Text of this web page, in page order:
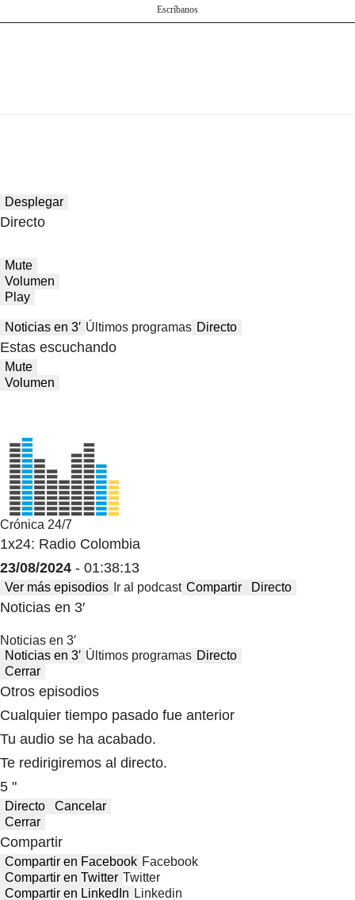
Escríbanos
Desplegar
Directo
Mute
Volumen
Play
Noticias en 3′ Últimos programas Directo
Estas escuchando
Mute
Volumen
Crónica 24/7
1x24: Radio Colombia
23/08/2024 - 01:38:13
Ver más episodios Ir al podcast Compartir Directo
Noticias en 3′
Noticias en 3′
Noticias en 3′ Últimos programas Directo
Cerrar
Otros episodios
Cualquier tiempo pasado fue anterior
Tu audio se ha acabado.
Te redirigiremos al directo.
5 "
Directo
Cancelar
Cerrar
Compartir
Compartir en Facebook Facebook
Compartir en Twitter Twitter
Compartir en LinkedIn Linkedin